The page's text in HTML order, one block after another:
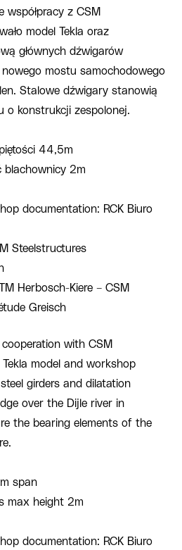
współpracy z CSM
model Tekla oraz
głównych dźwigarów
mostu samochodowego
Stalowe dźwigary stanowią
o konstrukcji zespolonej.
44,5m
blachownicy 2m
documentation: RCK Biuro
Steelstructures
Herbosch-Kiere – CSM
Greisch
cooperation with CSM
model and workshop
girders and dilatation
over the Dijle river in
the bearing elements of the
span
max height 2m
documentation: RCK Biuro